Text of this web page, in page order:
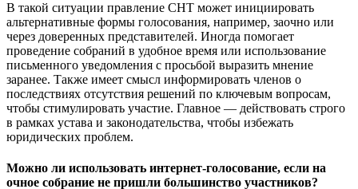
В такой ситуации правление СНТ может инициировать
альтернативные формы голосования, например, заочно или
через доверенных представителей. Иногда помогает
проведение собраний в удобное время или использование
письменного уведомления с просьбой выразить мнение
заранее. Также имеет смысл информировать членов о
последствиях отсутствия решений по ключевым вопросам,
чтобы стимулировать участие. Главное — действовать строго
в рамках устава и законодательства, чтобы избежать
юридических проблем.
Можно ли использовать интернет-голосование, если на
очное собрание не пришли большинство участников?